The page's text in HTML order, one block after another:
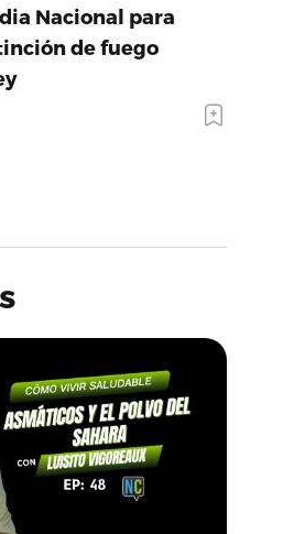
Nacional para
de fuego